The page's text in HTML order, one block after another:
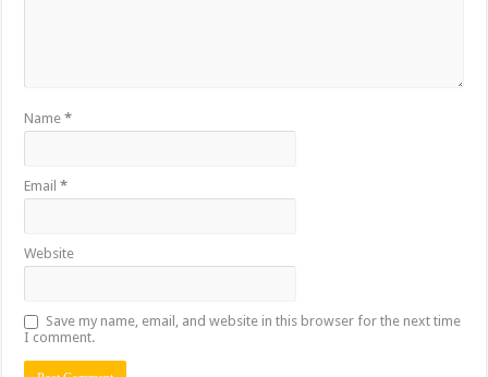
Name*
Email*
Website
Save my name, email, and website in this browser for the next time
I comment.